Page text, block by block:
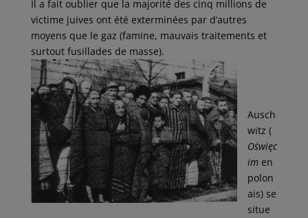
Il a fait oublier que la majorité des cinq millions de
victime juives ont été exterminées par d’autres
moyens que le gaz (famine, mauvais traitements et
surtout fusillades de masse).
Ausch
witz (
Oświęc
imen
polon
ais) se
situe